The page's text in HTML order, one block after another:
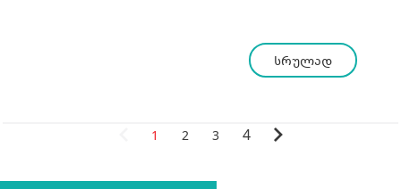
სრულად
1 2 3 4